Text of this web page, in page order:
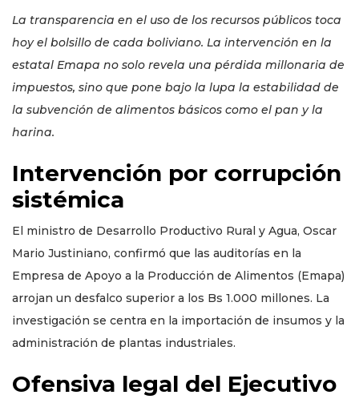
La transparencia en el uso de los recursos públicos toca
hoy el bolsillo de cada boliviano. La intervención en la
estatal Emapa no solo revela una pérdida millonaria de
impuestos, sino que pone bajo la lupa la estabilidad de
la subvención de alimentos básicos como el pan y la
harina.
Intervención por corrupción
sistémica
El ministro de Desarrollo Productivo Rural y Agua, Oscar
Mario Justiniano, confirmó que las auditorías en la
Empresa de Apoyo a la Producción de Alimentos (Emapa)
arrojan un desfalco superior a los Bs 1.000 millones. La
investigación se centra en la importación de insumos y la
administración de plantas industriales.
Ofensiva legal del Ejecutivo